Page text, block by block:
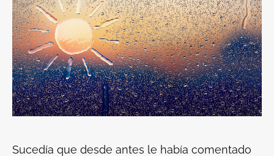
Sucedía que desde antes le había comentado